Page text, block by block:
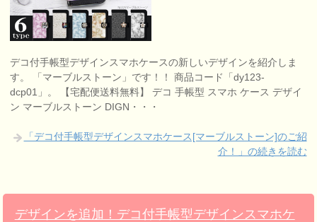
デコ付手帳型デザインスマホケースの新しいデザインを紹介しま
す。 「マーブルストーン」です！！ 商品コード「dy123-
dcp01」。 【宅配便送料無料】 デコ 手帳型 スマホ ケース デザイ
ン マーブルストーン DIGN・・・
「デコ付手帳型デザインスマホケース[マーブルストーン]のご紹
介！」の続きを読む
デザインを追加！デコ付手帳型デザインスマホケ